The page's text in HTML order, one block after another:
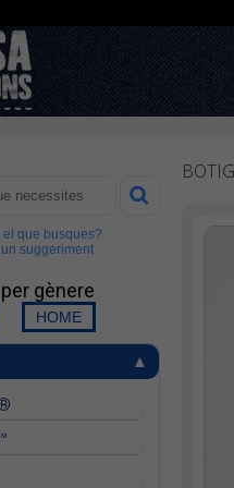
el que busques?
suggeriment
gènere